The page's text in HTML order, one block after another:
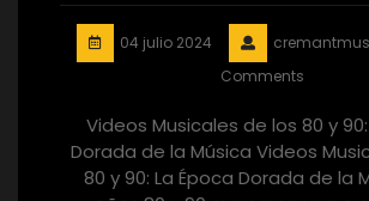
04 julio 2024
Comments
Videos Musicales de los 80 y
Dorada de la Música Videos
80 y 90: La Época Dorada de la